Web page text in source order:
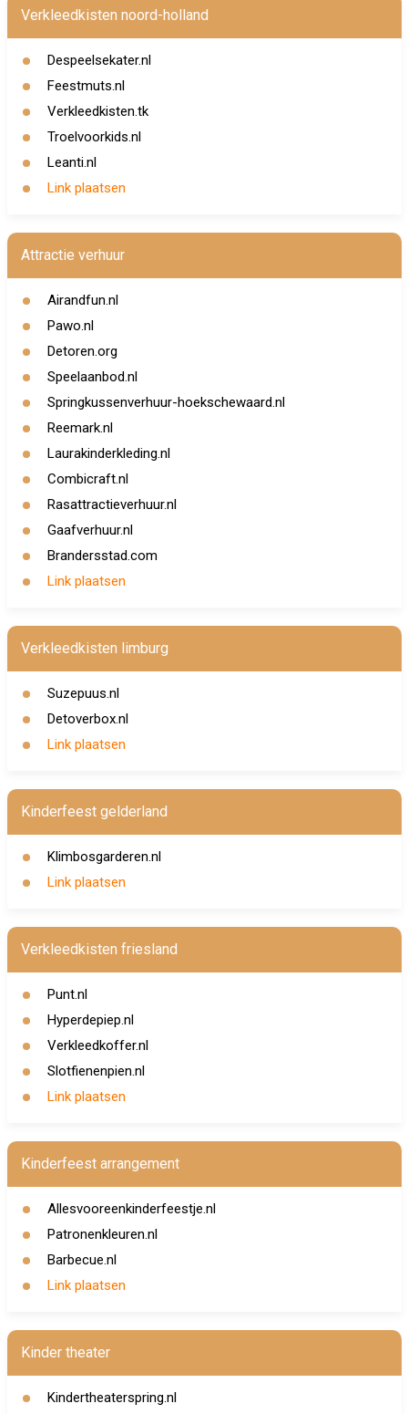
Verkleedkisten noord-holland
Despeelsekater.nl
Feestmuts.nl
Verkleedkisten.tk
Troelvoorkids.nl
Leanti.nl
Link plaatsen
Attractie verhuur
Airandfun.nl
Pawo.nl
Detoren.org
Speelaanbod.nl
Springkussenverhuur-hoekschewaard.nl
Reemark.nl
Laurakinderkleding.nl
Combicraft.nl
Rasattractieverhuur.nl
Gaafverhuur.nl
Brandersstad.com
Link plaatsen
Verkleedkisten limburg
Suzepuus.nl
Detoverbox.nl
Link plaatsen
Kinderfeest gelderland
Klimbosgarderen.nl
Link plaatsen
Verkleedkisten friesland
Punt.nl
Hyperdepiep.nl
Verkleedkoffer.nl
Slotfienenpien.nl
Link plaatsen
Kinderfeest arrangement
Allesvooreenkinderfeestje.nl
Patronenkleuren.nl
Barbecue.nl
Link plaatsen
Kinder theater
Kindertheaterspring.nl